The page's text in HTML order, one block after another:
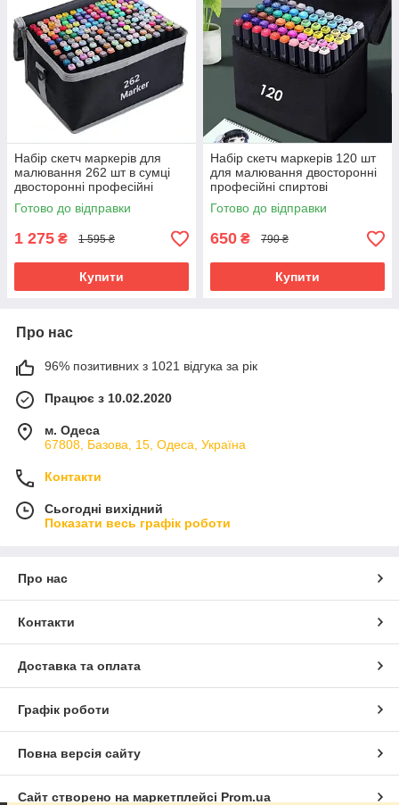
Набір скетч маркерів для
малювання 262 шт в сумці
двосторонні професійні
спиртові
Готово до відправки
1 275 ₴ 1 595 ₴
Купити
Набір скетч маркерів 120 шт
для малювання двосторонні
професійні спиртові
Готово до відправки
650 ₴ 790 ₴
Купити
Про нас
96% позитивних з 1021 відгука за рік
Працює з 10.02.2020
м. Одеса
67808, Базова, 15, Одеса, Україна
Контакти
Сьогодні вихідний
Показати весь графік роботи
Про нас
Контакти
Доставка та оплата
Графік роботи
Повна версія сайту
Сайт створено на маркетплейсі Prom.ua